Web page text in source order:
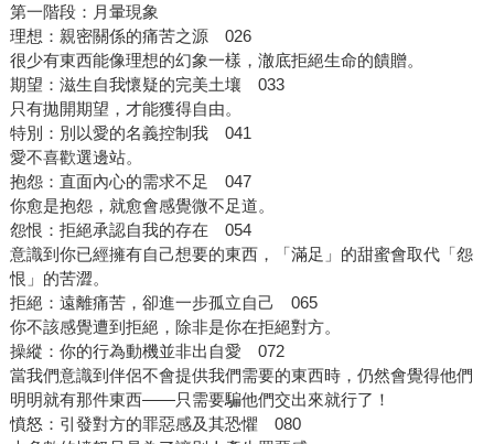
第一階段：月暈現象
理想：親密關係的痛苦之源 026
很少有東西能像理想的幻象一樣，澈底拒絕生命的饋贈。
期望：滋生自我懷疑的完美土壤 033
只有拋開期望，才能獲得自由。
特別：別以愛的名義控制我 041
愛不喜歡選邊站。
抱怨：直面內心的需求不足 047
你愈是抱怨，就愈會感覺微不足道。
怨恨：拒絕承認自我的存在 054
意識到你已經擁有自己想要的東西，「滿足」的甜蜜會取代「怨
恨」的苦澀。
拒絕：遠離痛苦，卻進一步孤立自己 065
你不該感覺遭到拒絕，除非是你在拒絕對方。
操縱：你的行為動機並非出自愛 072
當我們意識到伴侶不會提供我們需要的東西時，仍然會覺得他們
明明就有那件東西——只需要騙他們交出來就行了！
憤怒：引發對方的罪惡感及其恐懼 080